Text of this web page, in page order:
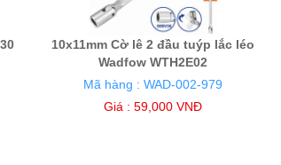
10x11mm Cờ lê 2 đầu tuýp lắc léo
Wadfow WTH2E02
Mã hàng : WAD-002-979
Giá : 59,000 VNĐ